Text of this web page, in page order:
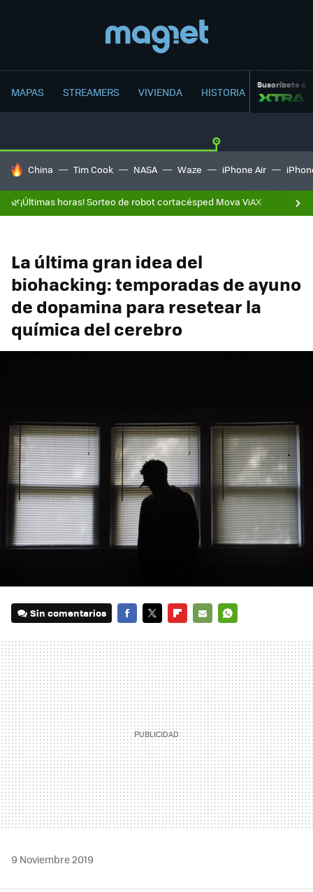
MAPAS STREAMERS VIVIENDA HISTORIA Suscríbete a
HOY SE HABLA DE
China Tim Cook NASA Waze iPhone Air
🌿¡Últimas horas! Sorteo de robot cortacésped Mova ViAX
La última gran idea del
biohacking: temporadas de ayuno
de dopamina para resetear la
química del cerebro
Sin comentarios
MAIL
9 Noviembre 2019